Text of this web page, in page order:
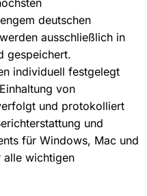
deutschen
ausschließlich in
gespeichert.
individuell festgelegt
von
und protokolliert
und
für Windows, Mac und
alle wichtigen